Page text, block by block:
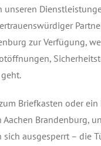
unseren
zur Verfügung,
Briefkasten oder
Brandenburg,
sich ausgesperrt – die